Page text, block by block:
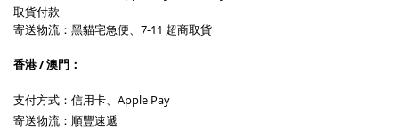
取貨付款
寄送物流：黑貓宅急便 、7-11 超商取貨
香港 / 澳門：
支付方式：信用卡、Apple Pay
寄送物流： 順豐速遞